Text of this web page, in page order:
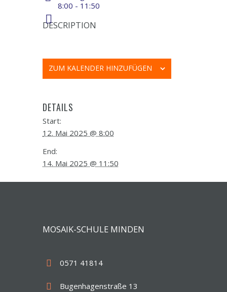
8:00 - 11:50
DESCRIPTION
ZUM KALENDER HINZUFÜGEN
DETAILS
Start:
12. Mai 2025 @ 8:00
End:
14. Mai 2025 @ 11:50
MOSAIK-SCHULE MINDEN
0571 41814
Bugenhagenstraße 13